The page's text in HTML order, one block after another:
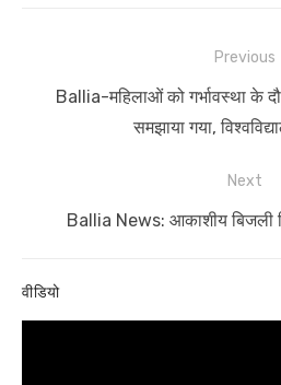
navigation
Previous
Previous
Ballia-महिलाओं को गर्भावस्था के
समझाया गया,
Next
Next
Ballia News: आकाशीय बिजली
वीडियो